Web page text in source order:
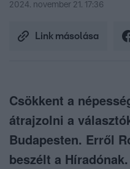
2024. november 21. 17:36
Link másolása
Csökkent a
átrajzolni a
Budapesten. Erről
beszélt a